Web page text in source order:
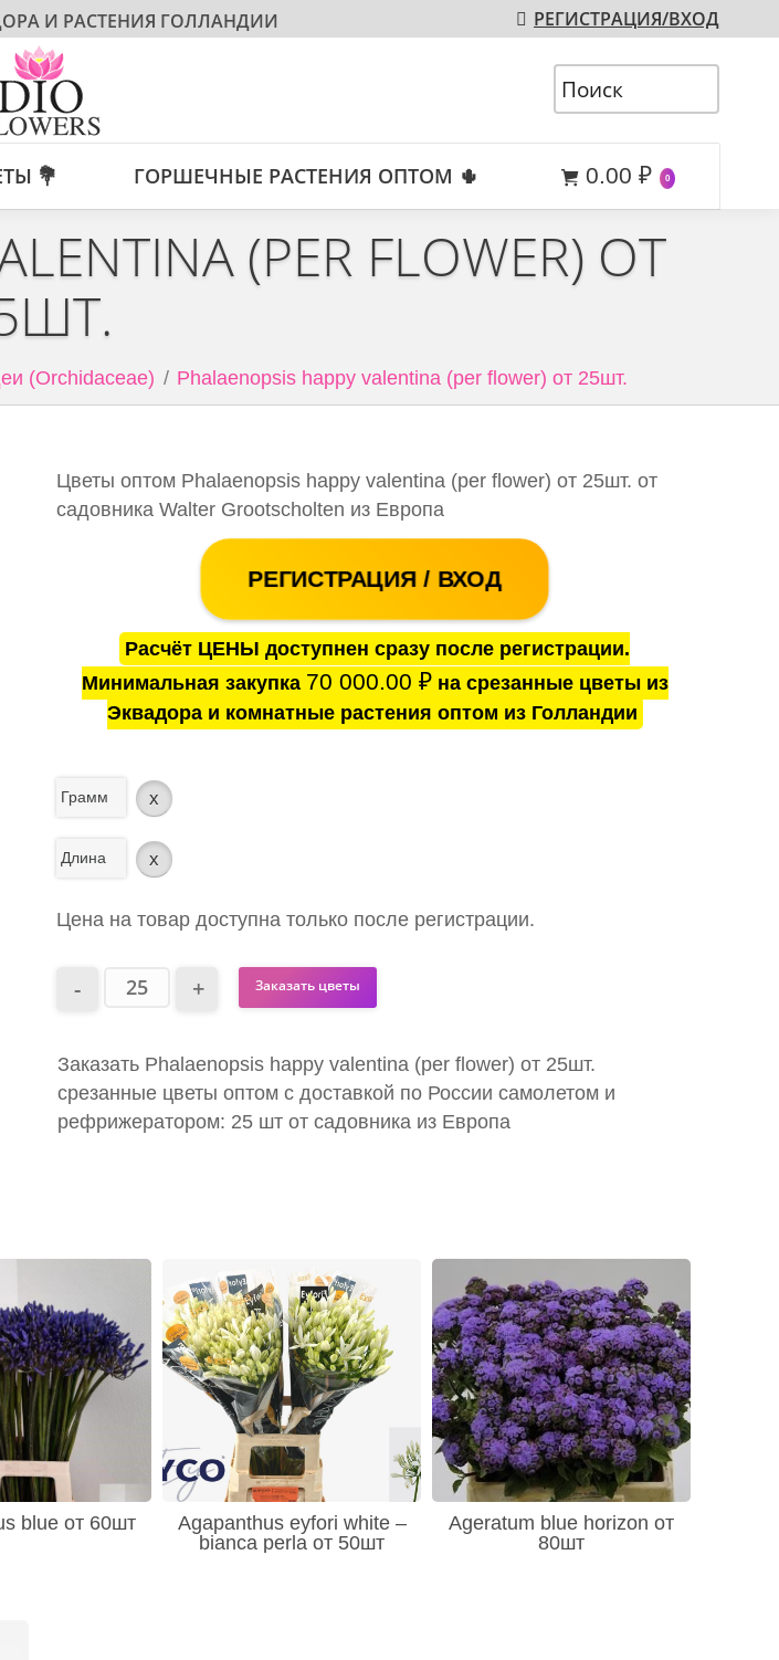
И РАСТЕНИЯ ГОЛЛАНДИИ РЕГИСТРАЦИЯ/ВХОД
💐 ГОРШЕЧНЫЕ РАСТЕНИЯ ОПТОМ 🌵 0.00 ₽ 0
(PER FLOWER) ОТ
(Orchidaceae) Phalaenopsis happy valentina (per flower) от 25шт.
Цветы оптом Phalaenopsis happy valentina (per flower) от 25шт. от
садовника Walter Grootscholten из Европа
РЕГИСТРАЦИЯ / ВХОД
Расчёт ЦЕНЫ доступнен сразу после регистрации.
Минимальная закупка 70 000.00 ₽на срезанные цветы из
Эквадора и комнатные растения оптом из Голландии
Грамм x
Длина x
Цена на товар доступна только после регистрации.
Заказать цветы
Заказать Phalaenopsis happy valentina (per flower) от 25шт.
срезанные цветы оптом с доставкой по России самолетом и
рефрижератором: 25 шт от садовника из Европа
blue от 60шт
Agapanthus eyfori white –
bianca perla от 50шт
Ageratum blue horizon от
80шт